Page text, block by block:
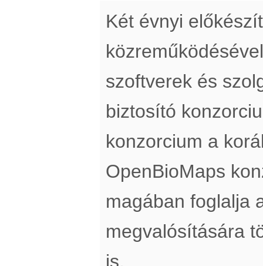
Két évnyi
szoftverek és
biztosító
konzorcium a
OpenBioMaps
magában foglalja
megvalósítására
is.